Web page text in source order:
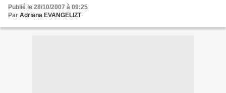
Publié le 28/10/2007 à 09:25
Par Adriana EVANGELIZT